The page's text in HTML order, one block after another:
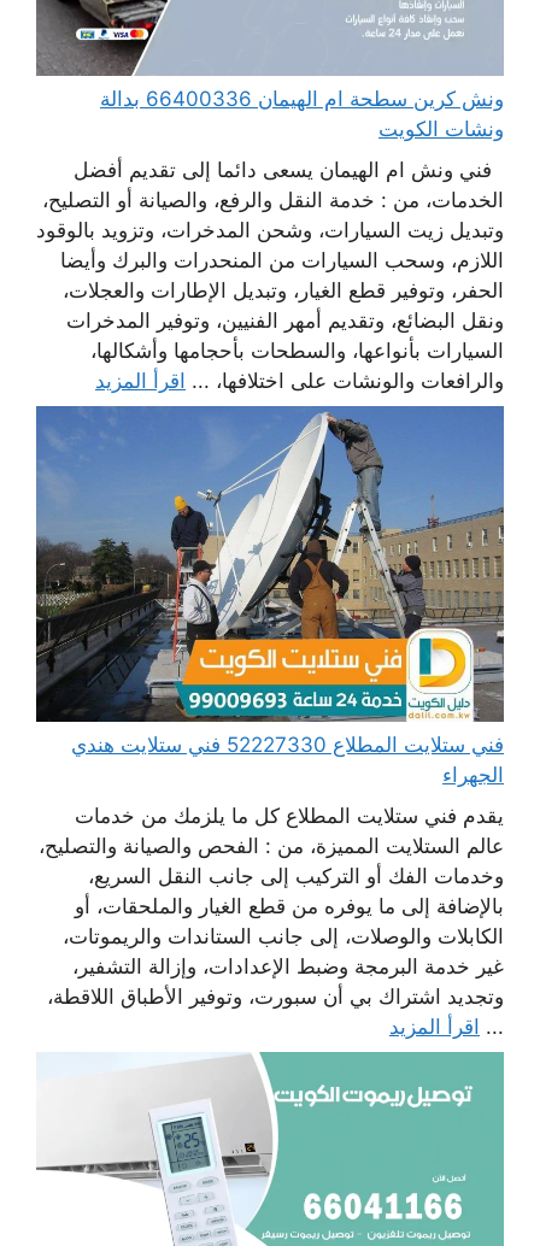
ونش كرين سطحة ام الهيمان 66400336 بدالة
ونشات الكويت
فني ونش ام الهيمان يسعى دائما إلى تقديم أفضل
الخدمات، من : خدمة النقل والرفع، والصيانة أو التصليح،
وتبديل زيت السيارات، وشحن المدخرات، وتزويد بالوقود
اللازم، وسحب السيارات من المنحدرات والبرك وأيضا
الحفر، وتوفير قطع الغيار، وتبديل الإطارات والعجلات،
ونقل البضائع، وتقديم أمهر الفنيين، وتوفير المدخرات
السيارات بأنواعها، والسطحات بأحجامها وأشكالها،
والرافعات والونشات على اختلافها، ... اقرأ المزيد
فني ستلايت المطلاع 52227330 فني ستلايت هندي
الجهراء
يقدم فني ستلايت المطلاع كل ما يلزمك من خدمات
عالم الستلايت المميزة، من : الفحص والصيانة والتصليح،
وخدمات الفك أو التركيب إلى جانب النقل السريع،
بالإضافة إلى ما يوفره من قطع الغيار والملحقات، أو
الكابلات والوصلات، إلى جانب الستاندات والريموتات،
غير خدمة البرمجة وضبط الإعدادات، وإزالة التشفير،
وتجديد اشتراك بي أن سبورت، وتوفير الأطباق اللاقطة،
... اقرأ المزيد